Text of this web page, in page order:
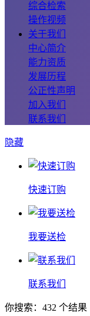
综合检索
操作视频
关于我们
中心简介
能力资质
发展历程
公正性声明
加入我们
联系我们
隐藏
快速订购
我要送检
联系我们
你搜索：432 个结果